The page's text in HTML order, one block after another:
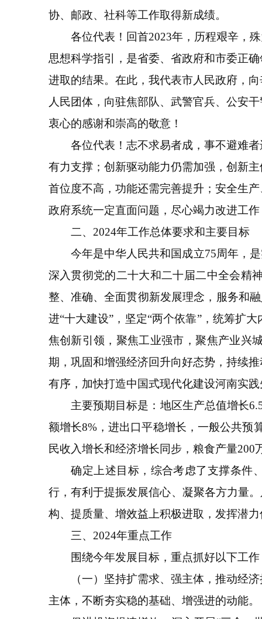
协、邮政、社科等工作取得新成绩。
各位代表！回首2023年，历程艰辛，殊
思想科学指引，是省委、省政府和市委正
进取的结果。在此，我代表市人民政府，
人民团体，向驻焦部队、武警官兵、公安
衷心的感谢和崇高的敬意！
各位代表！志不求易者成，事不避难者
有力支撑；创新驱动能力仍需加强，创新
首位度不高，功能还需完善提升；安全生
政府系统一定直面问题，尽心竭力改进工
二、2024年工作总体要求和主要目标
今年是中华人民共和国成立75周年，是
深入贯彻党的二十大和二十届二中全会精
整、准确、全面贯彻新发展理念，服务和
进“十大建设”，坚定“两个依靠”，统筹扩
焦创新引领，聚焦工业强市，聚焦产业兴
期，巩固和增强经济回升向好态势，持续
有序，加快打造中国式现代化建设河南实
主要预期目标是：地区生产总值增长
额增长8%，进出口平稳增长，一般公共预
民收入增长和经济增长同步，粮食产量
确定上述目标，综合考虑了支撑条件、
行，有利于提振发展信心、凝聚各方力量
构、提质量、增效益上积极进取，发挥潜
三、2024年重点工作
围绕今年发展目标，重点抓好以下工作
（一）坚持扩需求、强主体，推动经济
主体，不断夯实稳的基础、增强进的动能。